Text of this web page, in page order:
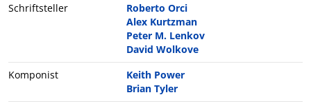
Schriftsteller
Roberto Orci
Alex Kurtzman
Peter M. Lenkov
David Wolkove
Komponist
Keith Power
Brian Tyler